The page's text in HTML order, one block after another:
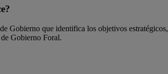
Gobierno que identifica los objetivos
Gobierno Foral.